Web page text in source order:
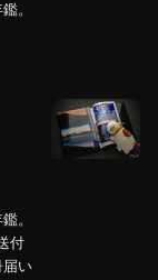
。
。
付
届い